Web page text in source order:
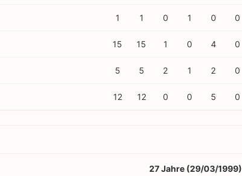
1 1 0 1 0 0
15 15 1 0 4 0
5 5 2 1 2 0
12 12 0 0 5 0
27 Jahre (29/03/1999)